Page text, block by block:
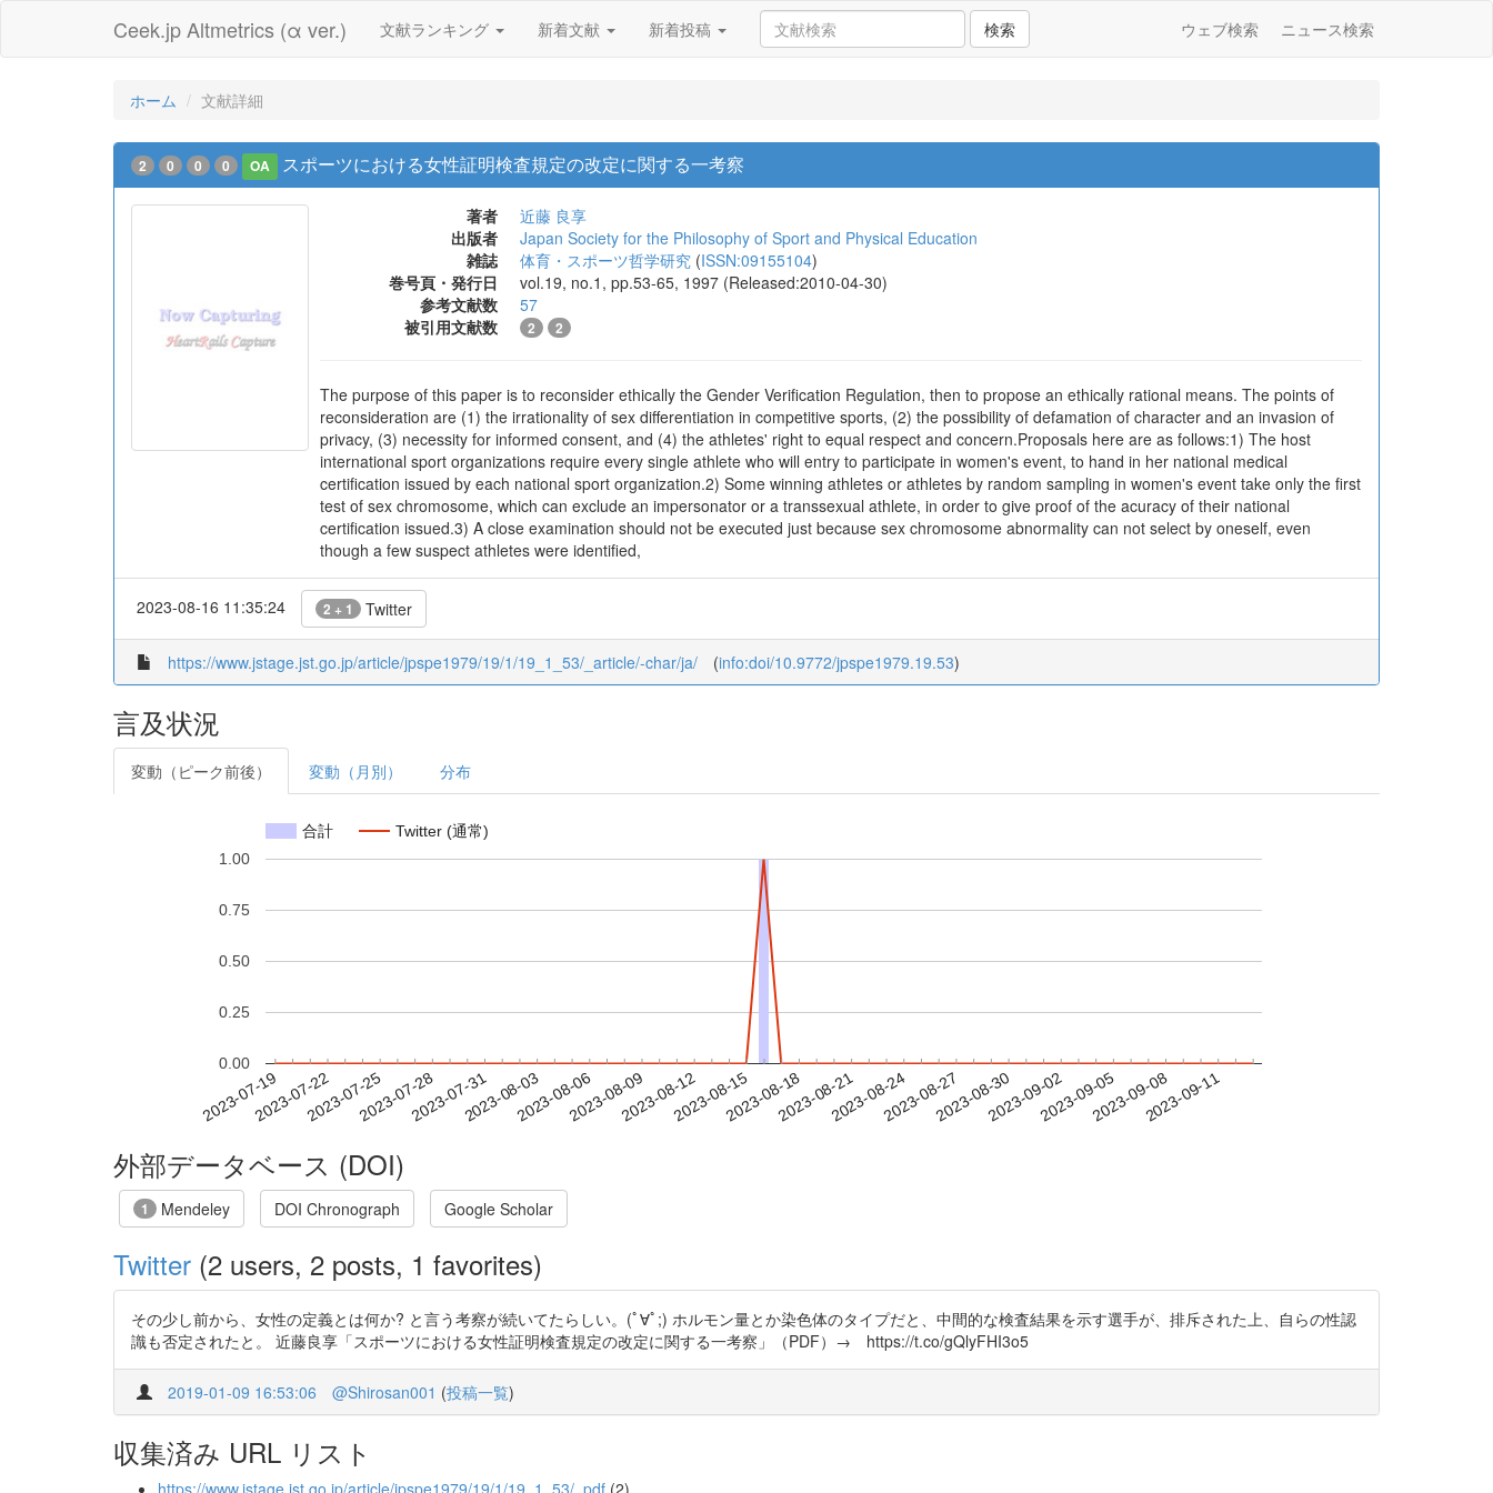
Ceek.jp Altmetrics (α ver.) 文献ランキング 新着文献 新着投稿 検索 ウェブ検索 ニュース検索
ホーム 文献詳細
2 0 0 0 OA スポーツにおける女性証明検査規定の改定に関する一考察
著者
近藤 良享
出版者
Japan Society for the Philosophy of Sport and Physical Education
雑誌
体育・スポーツ哲学研究 (ISSN:09155104)
巻号頁・発行日
vol.19, no.1, pp.53-65, 1997 (Released:2010-04-30)
参考文献数
57
被引用文献数
2 2
The purpose of this paper is to reconsider ethically the Gender Verification Regulation, then to propose an ethically rational means. The points of
reconsideration are (1) the irrationality of sex differentiation in competitive sports, (2) the possibility of defamation of character and an invasion of
privacy, (3) necessity for informed consent, and (4) the athletes' right to equal respect and concern.Proposals here are as follows:1) The host
international sport organizations require every single athlete who will entry to participate in women's event, to hand in her national medical
certification issued by each national sport organization.2) Some winning athletes or athletes by random sampling in women's event take only the first
test of sex chromosome, which can exclude an impersonator or a transsexual athlete, in order to give proof of the acuracy of their national
certification issued.3) A close examination should not be executed just because sex chromosome abnormality can not select by oneself, even
though a few suspect athletes were identified,
2023-08-16 11:35:24 2 + 1 Twitter
https://www.jstage.jst.go.jp/article/jpspe1979/19/1/19_1_53/_article/-char/ja/ (info:doi/10.9772/jpspe1979.19.53)
言及状況
変動（ピーク前後） 変動（月別） 分布
合計 Twitter (通常)
2023-07-192023-07-222023-07-252023-07-282023-07-312023-08-032023-08-062023-08-092023-08-122023-08-152023-08-182023-08-212023-08-242023-08-272023-08-302023-09-022023-09-052023-09-082023-09-11
0.00
0.25
0.50
0.75
1.00
外部データベース (DOI)
1 Mendeley DOI Chronograph Google Scholar
Twitter (2 users, 2 posts, 1 favorites)
その少し前から、女性の定義とは何か? と言う考察が続いてたらしい。(ﾟ∀ﾟ;) ホルモン量とか染色体のタイプだと、中間的な検査結果を示す選手が、排斥された上、自らの性認
識も否定されたと。 近藤良享「スポーツにおける女性証明検査規定の改定に関する一考察」（PDF）→ https://t.co/gQlyFHI3o5
2019-01-09 16:53:06 @Shirosan001 (投稿一覧)
収集済み URL リスト
https://www.jstage.jst.go.jp/article/jpspe1979/19/1/19_1_53/_pdf (2)